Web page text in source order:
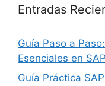
Entradas
Guía Paso a
Esenciales en
Guía Práctica